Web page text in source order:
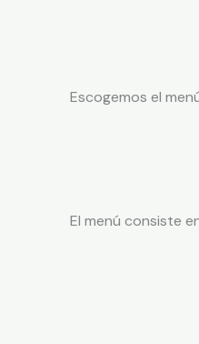
Escogemos el
El menú consiste